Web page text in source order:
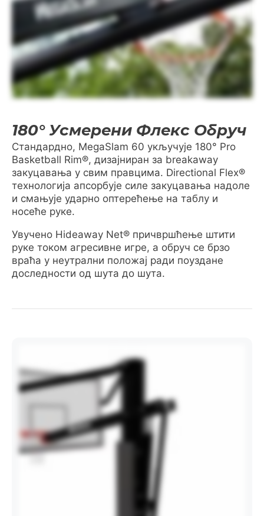
180° Усмерени Флекс Обруч
Стандардно, MegaSlam 60 укључује 180° Pro
Basketball Rim®, дизајниран за breakaway
закуцавања у свим правцима. Directional Flex®
технологија апсорбује силе закуцавања надоле
и смањује ударно оптерећење на таблу и
носеће руке.
Увучено Hideaway Net® причвршћење штити
руке током агресивне игре, а обруч се брзо
враћа у неутрални положај ради поуздане
доследности од шута до шута.